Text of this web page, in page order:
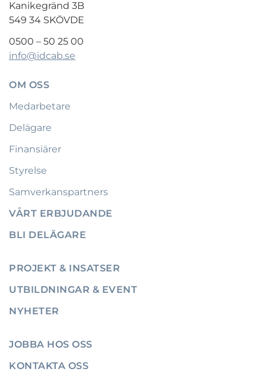
Kanikegränd 3B
549 34 SKÖVDE
0500 – 50 25 00
info@idcab.se
OM OSS
Medarbetare
Delägare
Finansiärer
Styrelse
Samverkanspartners
VÅRT ERBJUDANDE
BLI DELÄGARE
PROJEKT & INSATSER
UTBILDNINGAR & EVENT
NYHETER
JOBBA HOS OSS
KONTAKTA OSS